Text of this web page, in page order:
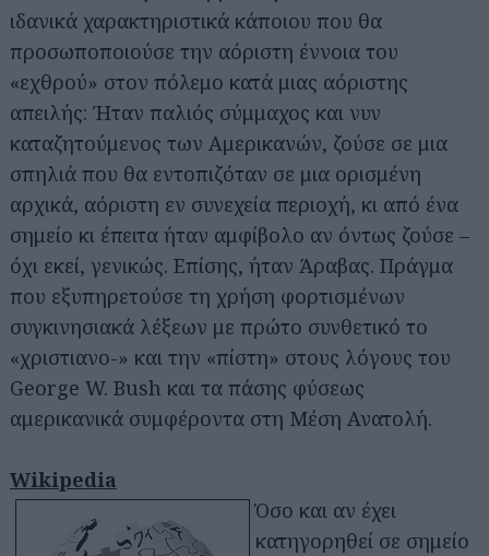
ιδανικά χαρακτηριστικά κάποιου που θα
προσωποποιούσε την αόριστη έννοια του
«εχθρού» στον πόλεμο κατά μιας αόριστης
απειλής: Ήταν παλιός σύμμαχος και νυν
καταζητούμενος των Αμερικανών, ζούσε σε μια
σπηλιά που θα εντοπιζόταν σε μια ορισμένη
αρχικά, αόριστη εν συνεχεία περιοχή, κι από ένα
σημείο κι έπειτα ήταν αμφίβολο αν όντως ζούσε –
όχι εκεί, γενικώς. Επίσης, ήταν Άραβας. Πράγμα
που εξυπηρετούσε τη χρήση φορτισμένων
συγκινησιακά λέξεων με πρώτο συνθετικό το
«χριστιανο-» και την «πίστη» στους λόγους του
George W. Bush και τα πάσης φύσεως
αμερικανικά συμφέροντα στη Μέση Ανατολή.
Wikipedia
Όσο και αν έχει
κατηγορηθεί σε σημείο